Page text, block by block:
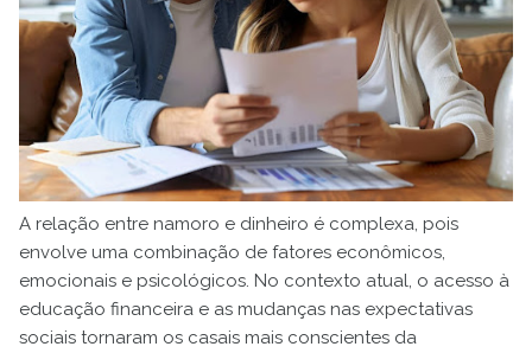
A relação entre namoro e dinheiro é complexa, pois
envolve uma combinação de fatores econômicos,
emocionais e psicológicos. No contexto atual, o acesso à
educação financeira e as mudanças nas expectativas
sociais tornaram os casais mais conscientes da